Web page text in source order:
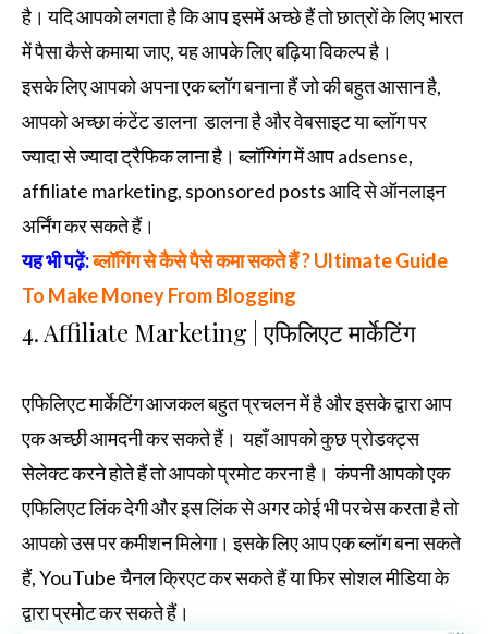
है। यदि आपको लगता है कि आप इसमें अच्छे हैं तो छात्रों के लिए भारत
में पैसा कैसे कमाया जाए, यह आपके लिए बढ़िया विकल्प है।
इसके लिए आपको अपना एक ब्लॉग बनाना हैं जो की बहुत आसान है,
आपको अच्छा कंटेंट डालना डालना है और वेबसाइट या ब्लॉग पर
ज्यादा से ज्यादा ट्रैफिक लाना है। ब्लॉग्गिंग में आप adsense,
affiliate marketing, sponsored posts आदि से ऑनलाइन
अर्निंग कर सकते हैं।
यह भी पढ़ें:ब्लॉगिंग से कैसे पैसे कमा सकते हैं ? Ultimate Guide
To Make Money From Blogging
4. Affiliate Marketing | एफिलिएट मार्केटिंग
एफिलिएट मार्केटिंग आजकल बहुत प्रचलन में है और इसके द्वारा आप
एक अच्छी आमदनी कर सकते हैं। यहाँ आपको कुछ प्रोडक्ट्स
सेलेक्ट करने होते हैं तो आपको प्रमोट करना है। कंपनी आपको एक
एफिलिएट लिंक देगी और इस लिंक से अगर कोई भी परचेस करता है तो
आपको उस पर कमीशन मिलेगा। इसके लिए आप एक ब्लॉग बना सकते
हैं, YouTube चैनल क्रिएट कर सकते हैं या फिर सोशल मीडिया के
द्वारा प्रमोट कर सकते हैं।